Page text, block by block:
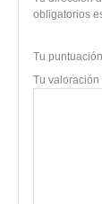
obligatorios
Tu puntuación
Tu valoración